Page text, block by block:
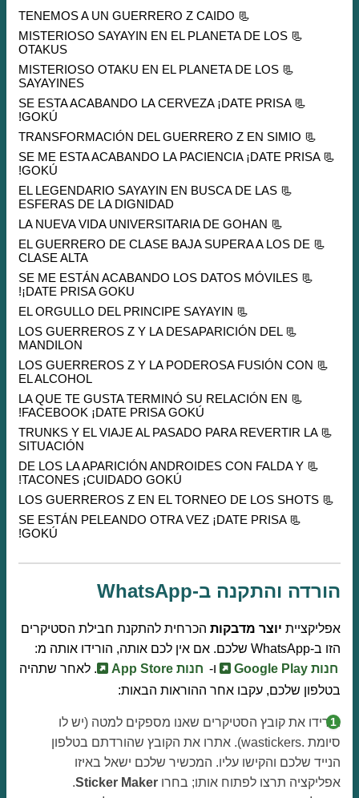
📃 TENEMOS A UN GUERRERO Z CAIDO
📃 MISTERIOSO SAYAYIN EN EL PLANETA DE LOS
OTAKUS
📃 MISTERIOSO OTAKU EN EL PLANETA DE LOS
SAYAYINES
📃 SE ESTA ACABANDO LA CERVEZA ¡DATE PRISA
GOKÚ!
📃 TRANSFORMACIÓN DEL GUERRERO Z EN SIMIO
📃 SE ME ESTA ACABANDO LA PACIENCIA ¡DATE PRISA
GOKÚ!
📃 EL LEGENDARIO SAYAYIN EN BUSCA DE LAS
ESFERAS DE LA DIGNIDAD
📃 LA NUEVA VIDA UNIVERSITARIA DE GOHAN
📃 EL GUERRERO DE CLASE BAJA SUPERA A LOS DE
CLASE ALTA
📃 SE ME ESTÁN ACABANDO LOS DATOS MÓVILES
¡DATE PRISA GOKU!
📃 EL ORGULLO DEL PRINCIPE SAYAYIN
📃 LOS GUERREROS Z Y LA DESAPARICIÓN DEL
MANDILON
📃 LOS GUERREROS Z Y LA PODEROSA FUSIÓN CON
EL ALCOHOL
📃 LA QUE TE GUSTA TERMINÓ SU RELACIÓN EN
FACEBOOK ¡DATE PRISA GOKÚ!
📃 TRUNKS Y EL VIAJE AL PASADO PARA REVERTIR LA
SITUACIÓN
📃 DE LOS LA APARICIÓN ANDROIDES CON FALDA Y
TACONES ¡CUIDADO GOKÚ!
📃 LOS GUERREROS Z EN EL TORNEO DE LOS SHOTS
📃 SE ESTÁN PELEANDO OTRA VEZ ¡DATE PRISA
GOKÚ!
הורדה והתקנה ב-WhatsApp
אפליקציית יוצר מדבקות הכרחית להתקנת חבילת הסטיקרים
הזו ב-WhatsApp שלכם. אם אין לכם אותה, הורידו אותה מ:
חנות Google Play
ו- חנות App Store
. לאחר שתהיה
בטלפון שלכם, עקבו אחר ההוראות הבאות:
הורידו את קובץ הסטיקרים שאנו מספקים למטה (יש לו
סיומת .wastickers). אתרו את הקובץ שהורדתם בטלפון
הנייד שלכם והקישו עליו. המכשיר שלכם ישאל באיזו
אפליקציה תרצו לפתוח אותו; בחרו Sticker Maker
.